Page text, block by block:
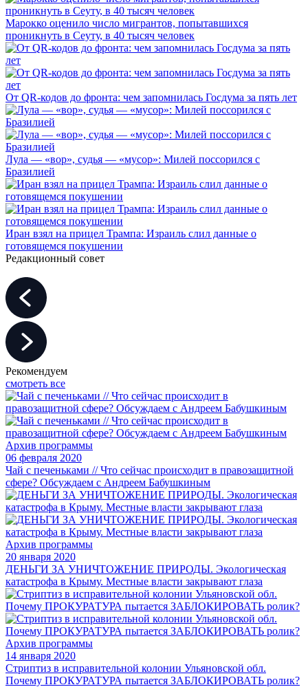
Марокко оценило число мигрантов, попытавшихся
проникнуть в Сеуту, в 40 тысяч человек
От QR-кодов до фронта: чем запомнилась Госдума за пять лет
Лула — «вор», судья — «мусор»: Милей поссорился с
Бразилией
Иран взял на прицел Трампа: Израиль слил данные о
готовящемся покушении
Редакционный совет
Рекомендуем
смотреть все
Архив программы
06 февраля 2020
Чай с печеньками // Что сейчас происходит в правозащитной
сфере? Обсуждаем с Андреем Бабушкиным
Архив программы
20 января 2020
ДЕНЬГИ ЗА УНИЧТОЖЕНИЕ ПРИРОДЫ. Экологическая
катастрофа в Крыму. Местные власти закрывают глаза
Архив программы
14 января 2020
Стриптиз в исправительной колонии Ульяновской обл.
Почему ПРОКУРАТУРА пытается ЗАБЛОКИРОВАТЬ ролик?